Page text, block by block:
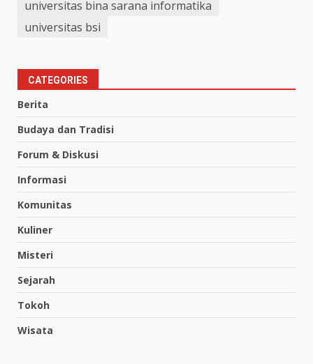
universitas bina sarana informatika
universitas bsi
CATEGORIES
Berita
Budaya dan Tradisi
Forum & Diskusi
Informasi
Komunitas
Kuliner
Misteri
Sejarah
Tokoh
Wisata